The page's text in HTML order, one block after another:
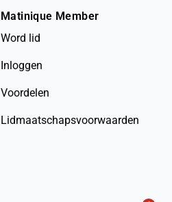
Matinique Member
Word lid
Inloggen
Voordelen
Lidmaatschapsvoorwaarden